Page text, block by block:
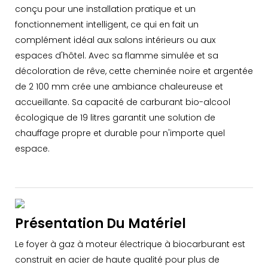
conçu pour une installation pratique et un
fonctionnement intelligent, ce qui en fait un
complément idéal aux salons intérieurs ou aux
espaces d'hôtel. Avec sa flamme simulée et sa
décoloration de rêve, cette cheminée noire et argentée
de 2 100 mm crée une ambiance chaleureuse et
accueillante. Sa capacité de carburant bio-alcool
écologique de 19 litres garantit une solution de
chauffage propre et durable pour n'importe quel
espace.
Présentation Du Matériel
Le foyer à gaz à moteur électrique à biocarburant est
construit en acier de haute qualité pour plus de